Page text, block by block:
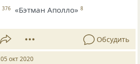
376 «Бэтман Аполло» 8
Обсудить
05 окт 2020